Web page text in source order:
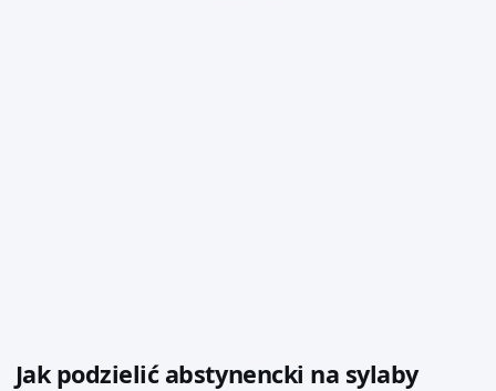
Jak podzielić abstynencki na sylaby